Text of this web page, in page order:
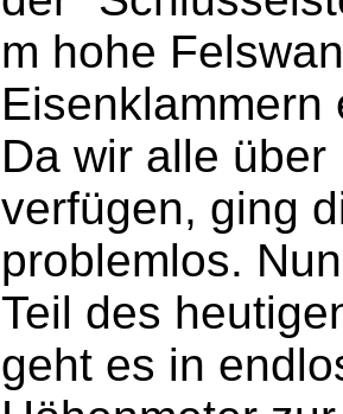
m hohe
Eisenklammern
Da wir alle
verfügen, ging
problemlos.
Teil des
geht es in